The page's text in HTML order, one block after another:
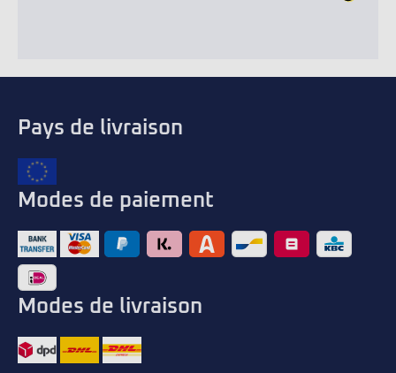
Pays de livraison
Modes de paiement
Modes de livraison